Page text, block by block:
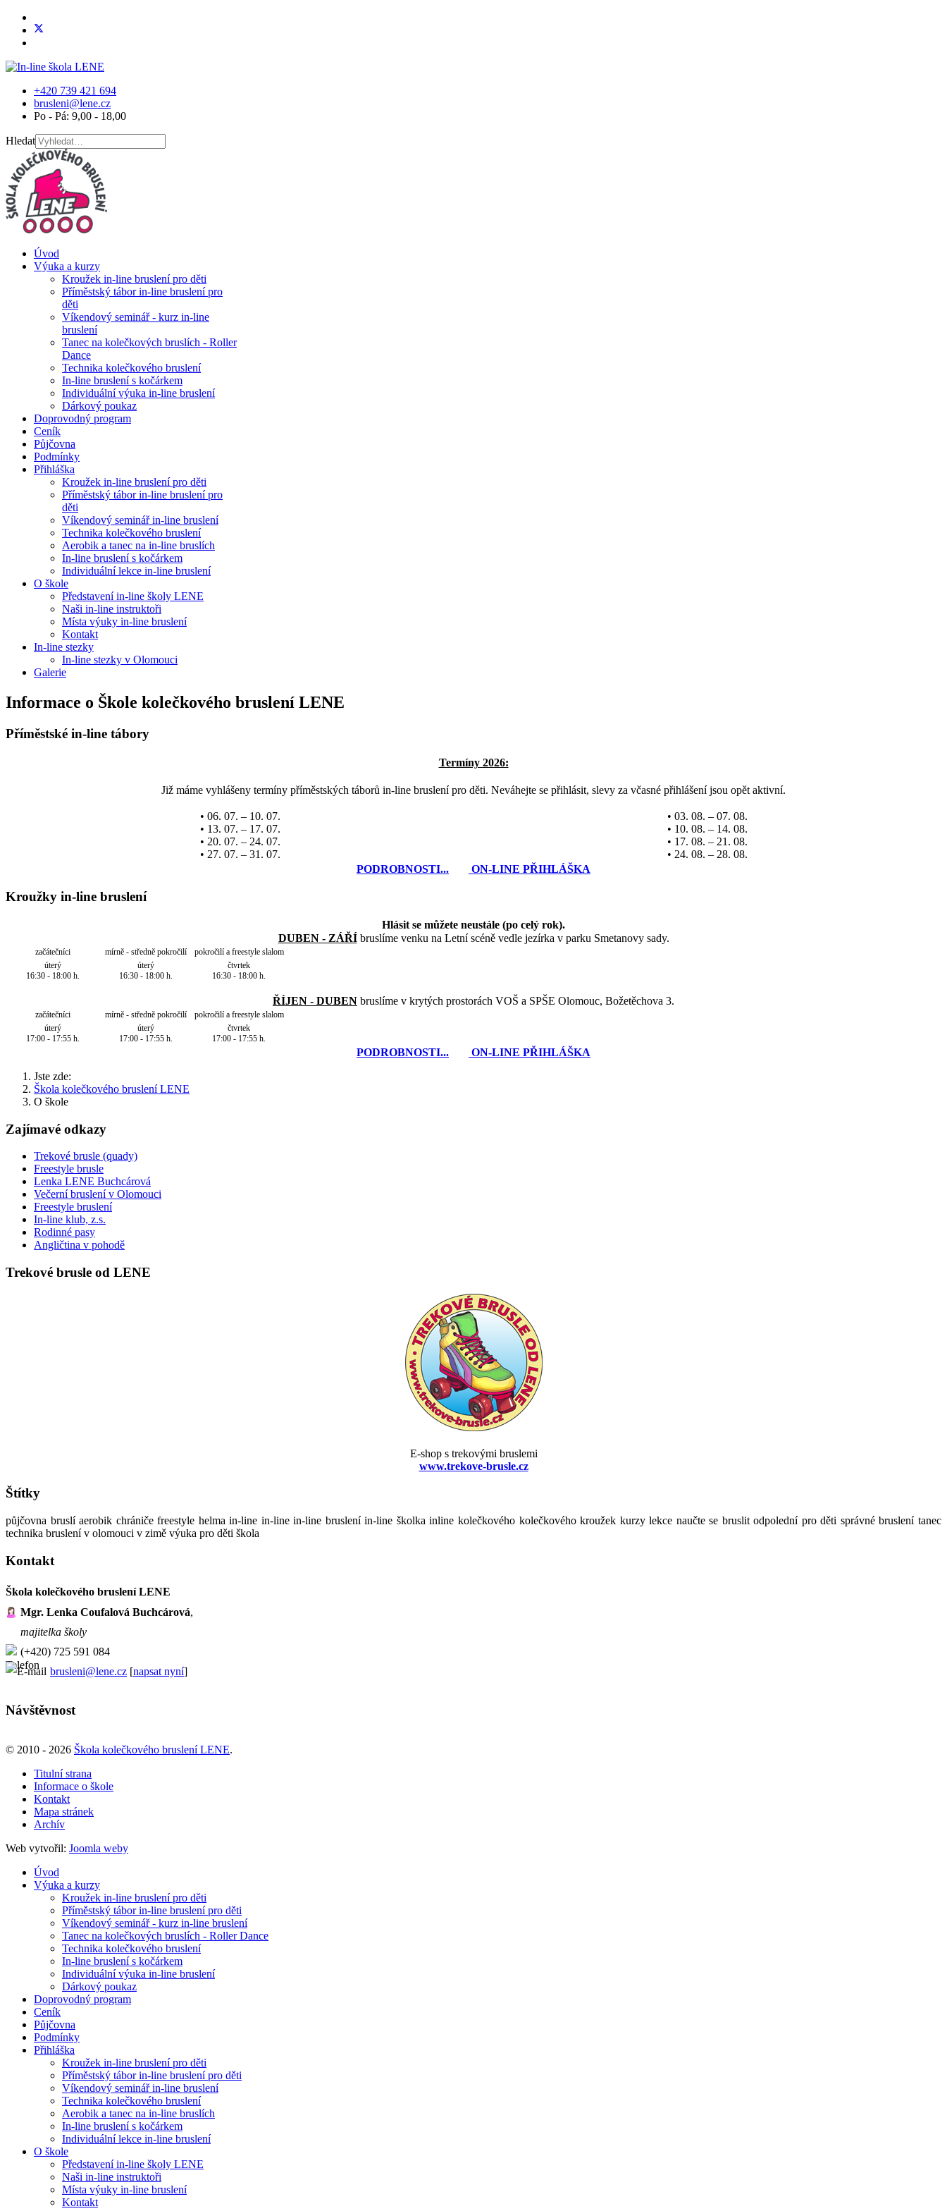
+420 739 421 694
brusleni@lene.cz
Po - Pá: 9,00 - 18,00
Hledat
Úvod
Výuka a kurzy
Kroužek in-line bruslení pro děti
Příměstský tábor in-line bruslení pro
děti
Víkendový seminář - kurz in-line
bruslení
Tanec na kolečkových bruslích - Roller
Dance
Technika kolečkového bruslení
In-line bruslení s kočárkem
Individuální výuka in-line bruslení
Dárkový poukaz
Doprovodný program
Ceník
Půjčovna
Podmínky
Přihláška
Kroužek in-line bruslení pro děti
Příměstský tábor in-line bruslení pro
děti
Víkendový seminář in-line bruslení
Technika kolečkového bruslení
Aerobik a tanec na in-line bruslích
In-line bruslení s kočárkem
Individuální lekce in-line bruslení
O škole
Představení in-line školy LENE
Naši in-line instruktoři
Místa výuky in-line bruslení
Kontakt
In-line stezky
In-line stezky v Olomouci
Galerie
Informace o Škole kolečkového bruslení LENE
Příměstské in-line tábory
Termíny 2026:
Již máme vyhlášeny termíny příměstských táborů in-line bruslení pro děti. Neváhejte se přihlásit, slevy za včasné přihlášení jsou opět aktivní.
• 06. 07. – 10. 07.
• 13. 07. – 17. 07.
• 20. 07. – 24. 07.
• 27. 07. – 31. 07.
• 03. 08. – 07. 08.
• 10. 08. – 14. 08.
• 17. 08. – 21. 08.
• 24. 08. – 28. 08.
PODROBNOSTI...
ON-LINE PŘIHLÁŠKA
Kroužky in-line bruslení
Hlásit se můžete neustále (po celý rok).
DUBEN - ZÁŘÍbruslíme venku na Letní scéně vedle jezírka v parku Smetanovy sady.
začátečníci mírně - středně pokročilí
pokročilí a freestyle slalom
úterý
16:30 - 18:00 h.
úterý
16:30 - 18:00 h.
čtvrtek
16:30 - 18:00 h.
ŘÍJEN - DUBEN bruslíme v krytých prostorách VOŠ a SPŠE Olomouc, Božetěchova 3.
začátečníci mírně - středně pokročilí
pokročilí a freestyle slalom
úterý
17:00 - 17:55 h.
úterý
17:00 - 17:55 h.
čtvrtek
17:00 - 17:55 h.
PODROBNOSTI...
ON-LINE PŘIHLÁŠKA
Jste zde:
Škola kolečkového bruslení LENE
O škole
Zajímavé odkazy
Trekové brusle (quady)
Freestyle brusle
Lenka LENE Buchcárová
Večerní bruslení v Olomouci
Freestyle bruslení
In-line klub, z.s.
Rodinné pasy
Angličtina v pohodě
Trekové brusle od LENE
E-shop s trekovými bruslemi
www.trekove-brusle.cz
Štítky
půjčovna bruslí aerobik chrániče freestyle helma in-line in-line in-line bruslení in-line školka inline kolečkového kolečkového kroužek kurzy lekce naučte se bruslit odpolední pro děti správné bruslení tanec
technika bruslení v olomouci v zimě výuka pro děti škola
Kontakt
Škola kolečkového bruslení LENE
Mgr. Lenka Coufalová Buchcárová,
majitelka školy
(+420) 725 591 084
brusleni@lene.cz [napsat nyní]
Návštěvnost
© 2010 - 2026 Škola kolečkového bruslení LENE.
Titulní strana
Informace o škole
Kontakt
Mapa stránek
Archív
Web vytvořil: Joomla weby
Úvod
Výuka a kurzy
Kroužek in-line bruslení pro děti
Příměstský tábor in-line bruslení pro děti
Víkendový seminář - kurz in-line bruslení
Tanec na kolečkových bruslích - Roller Dance
Technika kolečkového bruslení
In-line bruslení s kočárkem
Individuální výuka in-line bruslení
Dárkový poukaz
Doprovodný program
Ceník
Půjčovna
Podmínky
Přihláška
Kroužek in-line bruslení pro děti
Příměstský tábor in-line bruslení pro děti
Víkendový seminář in-line bruslení
Technika kolečkového bruslení
Aerobik a tanec na in-line bruslích
In-line bruslení s kočárkem
Individuální lekce in-line bruslení
O škole
Představení in-line školy LENE
Naši in-line instruktoři
Místa výuky in-line bruslení
Kontakt